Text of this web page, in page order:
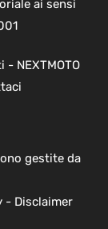
ai sensi
NEXTMOTO
gestite da
- Disclaimer